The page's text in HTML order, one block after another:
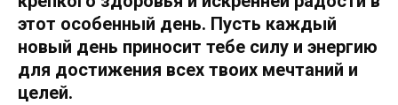
этот особенный день. Пусть каждый
новый день приносит тебе силу и энергию
для достижения всех твоих мечтаний и
целей.